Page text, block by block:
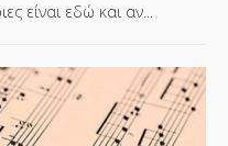
είναι εδώ και αν...